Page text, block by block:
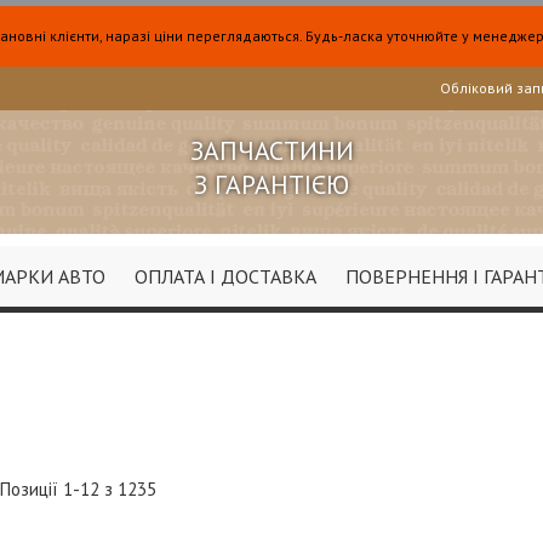
клієнти, наразі ціни переглядаються. Будь-ласка уточнюйте у
Обліковий
ЗАПЧАСТИНИ
З ГАРАНТІЄЮ
ПОВЕРНЕННЯ І
ОПЛАТА І ДОСТАВКА
АВТО
Позиції 1-12 з 1235